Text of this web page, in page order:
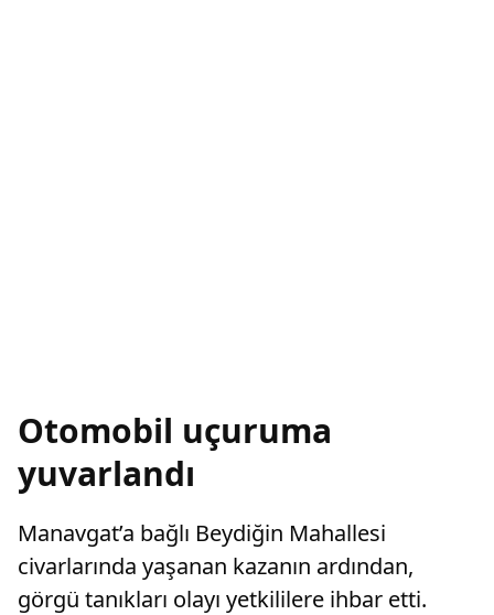
Otomobil uçuruma
yuvarlandı
Manavgat’a bağlı Beydiğin Mahallesi
civarlarında yaşanan kazanın ardından,
görgü tanıkları olayı yetkililere ihbar etti.